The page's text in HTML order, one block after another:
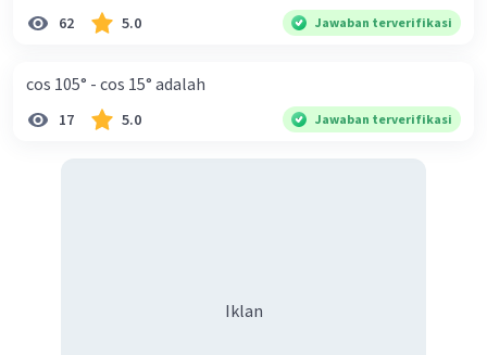
62 5.0 Jawaban terverifikasi
cos 105° - cos 15° adalah
17 5.0 Jawaban terverifikasi
Iklan